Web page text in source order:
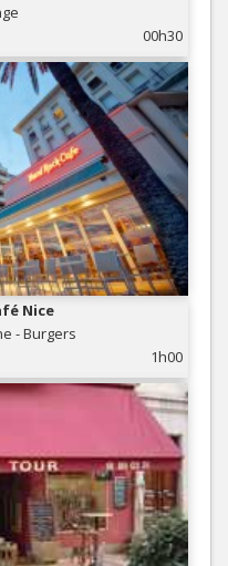
00h30
Nice
- Burgers
1h00